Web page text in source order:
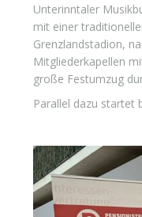
Unterinntaler
mit einer
Grenzlandstadion,
Mitgliederkapellen
große Festumzug
Parallel dazu startet